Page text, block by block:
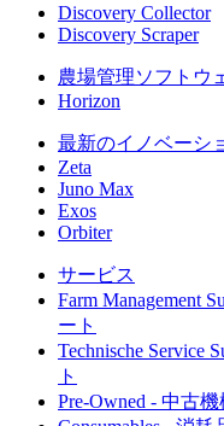
Discovery Collector
Discovery Scraper
農場管理ソフトウ
Horizon
最新のイノベーシ
Zeta
Juno Max
Exos
Orbiter
サービス
Farm Management
ート
Technische Service
ト
Pre-Owned - 中古機